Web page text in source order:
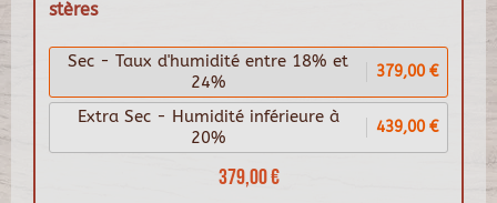
stères
379,00 €
Sec - Taux d'humidité entre 18% et
24%
379,00 €
Extra Sec - Humidité inférieure à
20%
439,00 €